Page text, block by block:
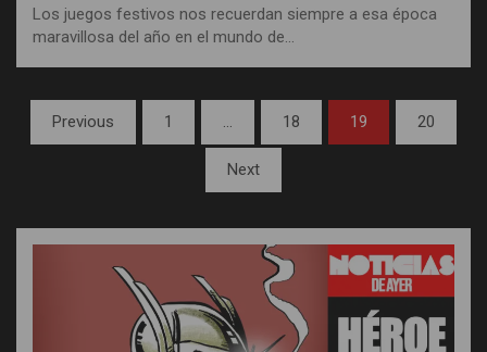
Los juegos festivos nos recuerdan siempre a esa época
maravillosa del año en el mundo de…
Paginación
de
Previous 1 … 18 19 20
Next